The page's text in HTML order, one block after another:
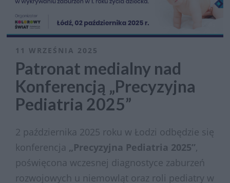
11 WRZEŚNIA 2025
Patronat medialny nad
Konferencją „Precyzyjna
Pediatria 2025”
2 października 2025 roku w Łodzi odbędzie się
konferencja „Precyzyjna Pediatria 2025”,
poświęcona wczesnej diagnostyce zaburzeń
rozwojowych u niemowląt oraz roli pediatry w